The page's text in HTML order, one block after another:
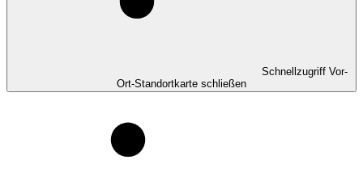
Schnellzugriff Vor-
Ort-Standortkarte schließen